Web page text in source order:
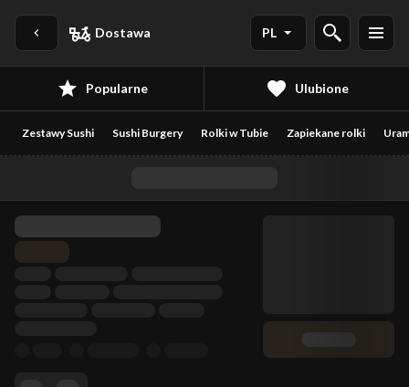
Dostawa PL
Popularne Ulubione
Zestawy Sushi Sushi Burgery Rolki w Tubie Zapiekane rolki